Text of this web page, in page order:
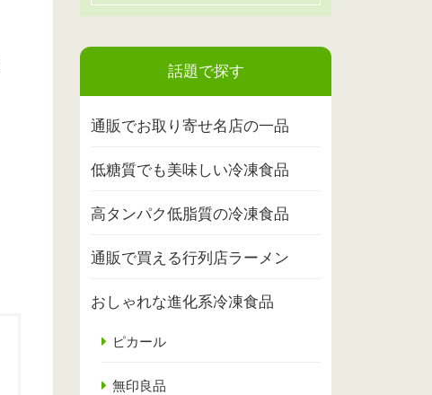
話題で探す
通販でお取り寄せ名店の一品
低糖質でも美味しい冷凍食品
高タンパク低脂質の冷凍食品
通販で買える行列店ラーメン
おしゃれな進化系冷凍食品
ピカール
無印良品